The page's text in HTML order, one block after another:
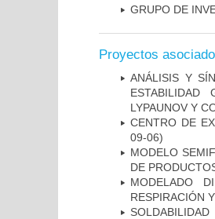
GRUPO DE
Proyectos
ANÁLISIS Y
ESTABILIDAD
LYPAUNOV Y
CENTRO DE
09-06)
MODELO
DE
MODELADO
RESPIRACIÓN